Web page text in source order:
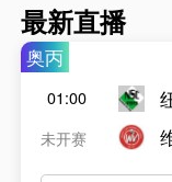
最新直播
奥丙
01:00
未开赛